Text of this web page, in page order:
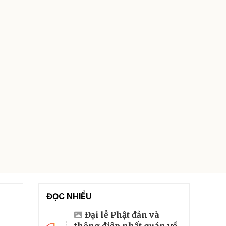
ĐỌC NHIỀU
Đại lễ Phật đản và